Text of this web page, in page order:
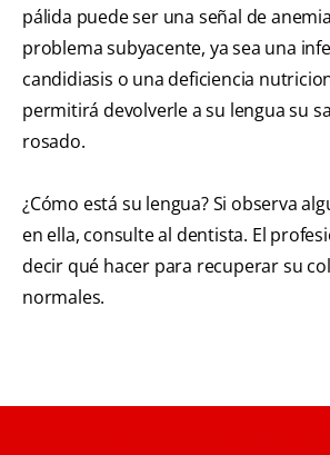
pálida puede ser una señal de
problema subyacente, ya sea una
candidiasis o una deficiencia
permitirá devolverle a su lengua su
rosado.
¿Cómo está su lengua? Si observa
en ella, consulte al dentista. El
decir qué hacer para recuperar su
normales.